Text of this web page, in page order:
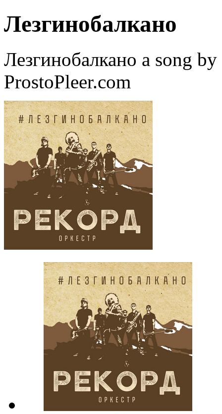
Лезгинобалкано
Лезгинобалкано a song
ProstoPleer.com